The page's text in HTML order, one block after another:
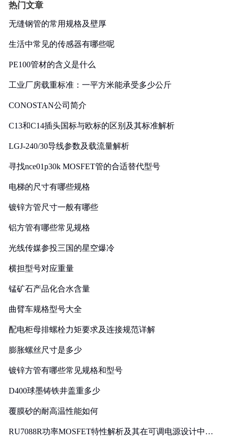
热门文章
无缝钢管的常用规格及壁厚
生活中常见的传感器有哪些呢
PE100管材的含义是什么
工业厂房载重标准：一平方米能承受多少公斤
CONOSTAN公司简介
C13和C14插头国标与欧标的区别及其标准解析
LGJ-240/30导线参数及载流量解析
寻找nce01p30k MOSFET管的合适替代型号
电梯的尺寸有哪些规格
镀锌方管尺寸一般有哪些
铝方管有哪些常见规格
光线传媒参投三国的星空爆冷
横担型号对应重量
锰矿石产品化合水含量
曲臂车规格型号大全
配电柜母排螺栓力矩要求及连接规范详解
膨胀螺丝尺寸是多少
镀锌方管有哪些常见规格和型号
D400球墨铸铁井盖重多少
覆膜砂的耐高温性能如何
RU7088R功率MOSFET特性解析及其在可调电源设计中的